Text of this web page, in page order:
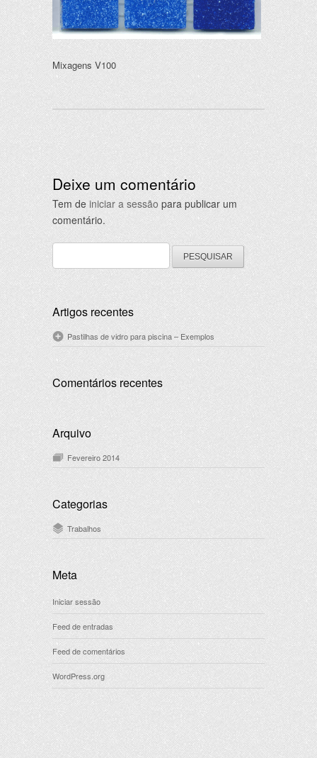
Mixagens V100
Deixe um comentário
Tem de iniciar a sessão para publicar um
comentário.
Pesquisar
por:
Artigos recentes
Pastilhas de vidro para piscina – Exemplos
Comentários recentes
Arquivo
Fevereiro 2014
Categorias
Trabalhos
Meta
Iniciar sessão
Feed de entradas
Feed de comentários
WordPress.org